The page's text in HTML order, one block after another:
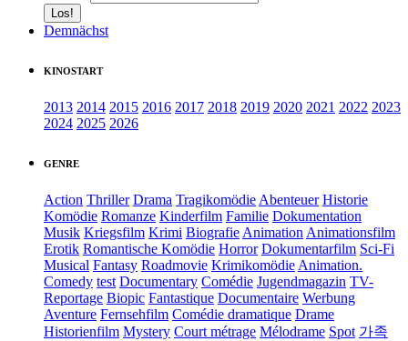
Demnächst
KINOSTART
2013 2014 2015 2016 2017 2018 2019 2020 2021 2022 2023
2024 2025 2026
GENRE
Action Thriller Drama Tragikomödie Abenteuer Historie
Komödie Romanze Kinderfilm Familie Dokumentation
Musik Kriegsfilm Krimi Biografie Animation Animationsfilm
Erotik Romantische Komödie Horror Dokumentarfilm Sci-Fi
Musical Fantasy Roadmovie Krimikomödie Animation.
Comedy test Documentary Comédie Jugendmagazin TV-
Reportage Biopic Fantastique Documentaire Werbung
Aventure Fernsehfilm Comédie dramatique Drame
Historienfilm Mystery Court métrage Mélodrame Spot 가족